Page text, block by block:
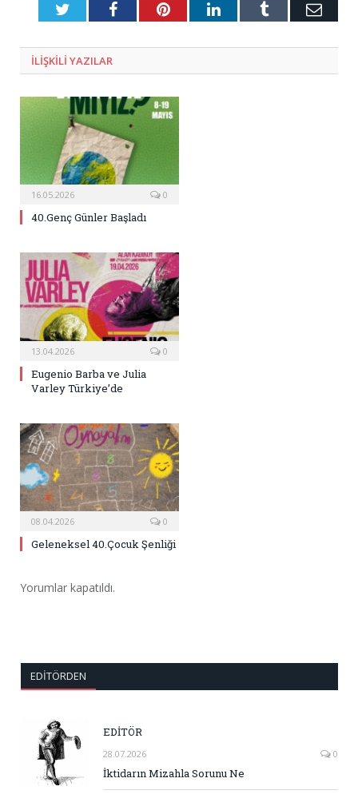
TwitterFacebookPinterestLinkedInTumblr E-
ILIŞKILI YAZILAR
16.05.2026 0
40.Genç Günler Başladı
13.04.2026 0
Eugenio Barba ve Julia
Varley Türkiye’de
08.04.2026 0
Geleneksel 40.Çocuk Şenliği
Yorumlar kapatıldı.
EDITÖRDEN
EDİTÖR
28.07.2026 0
İktidarın Mizahla Sorunu Ne